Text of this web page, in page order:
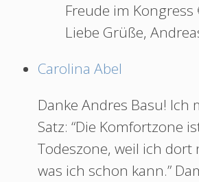
Freude im Kongress
Liebe Grüße,
Carolina Abel
Danke Andres Basu! Ich
Satz: “Die Komfortzone
Todeszone, weil ich dort
was ich schon kann.”